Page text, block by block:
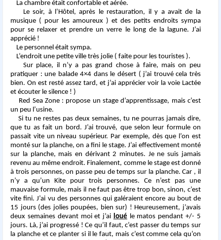
La chambre était confortable et aérée.
Le soir, à l’Hôtel, après le restauration, il y a avait de la
musique ( pour les amoureux ) et des petits endroits sympa
pour se relaxer et prendre un verre le long de la lagune. J’ai
apprécié !
Le personnel était sympa.
L’endroit une petite ville très jolie ( faite pour les touristes ).
Sur place, il n’y a pas grand chose à faire, mais on peu
pratiquer : une balade 4×4 dans le désert ( j’ai trouvé cela très
bien. On est resté assez tard, et j’ai apprécier voir la voie Lactée
et écouter le silence ! )
Red Sea Zone : propose un stage d’apprentissage, mais c’est
un peu l’usine.
Si tu ne restes pas deux semaines, tu ne pourras jamais dire,
que tu as fait un bord. J’ai trouvé, que selon leur formule on
passait vite un niveau supérieur. Par exemple, dès que l’on est
monté sur la planche, on a fini le stage. J’ai effectivement monté
sur la planche, mais en dérivant 2 minutes. Je ne suis jamais
revenu au même endroit. Finalement, comme le stage est donné
à trois personnes, on passe peu de temps sur la planche. Car , il
n’y a qu’un Kite pour trois personnes. Ce n’est pas une
mauvaise formule, mais il ne faut pas être trop bon, sinon, c’est
vite fini. J’ai vu des personnes qui galéraient encore au bout de
15 jours (des jolies poupées, bien sur) ! Heureusement, j’avais
deux semaines devant moi et j’ai loué le matos pendant +/- 5
jours. Là, j’ai progressé ! Ce qu’il faut, c’est passer du temps sur
la planche et ce planter si il le faut, mais c’est comme cela qu’on